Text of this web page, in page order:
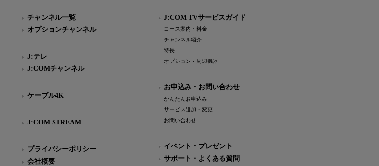
チャンネル一覧
オプションチャンネル
J:テレ
J:COMチャンネル
ケーブル4K
J:COM STREAM
プライバシーポリシー
会社概要
J:COM TVサービスガイド
コース案内・料金
チャンネル紹介
特長
オプション・周辺機器
お申込み・お問い合わせ
かんたんお申込み
サービス追加・変更
お問い合わせ
イベント・プレゼント
サポート・よくある質問